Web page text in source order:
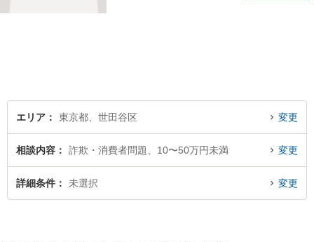
談ください。
エリア 東京都、世田谷区 変更
相談内容 詐欺・消費者問題、10〜50万円未満 変更
詳細条件 未選択 変更